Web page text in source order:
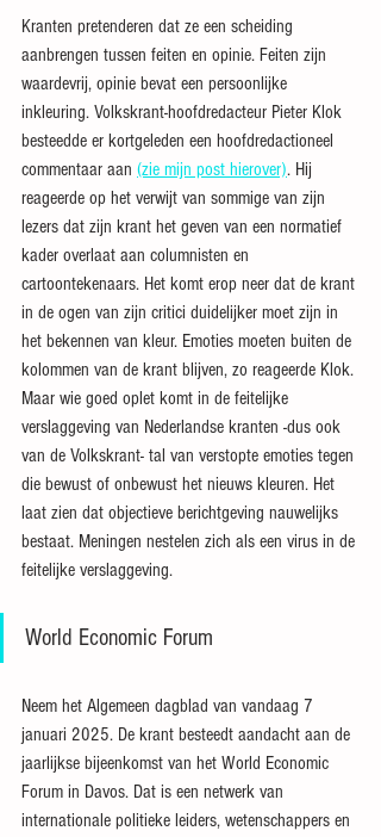
Kranten pretenderen dat ze een scheiding
aanbrengen tussen feiten en opinie. Feiten zijn
waardevrij, opinie bevat een persoonlijke
inkleuring. Volkskrant-hoofdredacteur Pieter Klok
besteedde er kortgeleden een hoofdredactioneel
commentaar aan (zie mijn post hierover). Hij
reageerde op het verwijt van sommige van zijn
lezers dat zijn krant het geven van een normatief
kader overlaat aan columnisten en
cartoontekenaars. Het komt erop neer dat de krant
in de ogen van zijn critici duidelijker moet zijn in
het bekennen van kleur. Emoties moeten buiten de
kolommen van de krant blijven, zo reageerde Klok.
Maar wie goed oplet komt in de feitelijke
verslaggeving van Nederlandse kranten -dus ook
van de Volkskrant- tal van verstopte emoties tegen
die bewust of onbewust het nieuws kleuren. Het
laat zien dat objectieve berichtgeving nauwelijks
bestaat. Meningen nestelen zich als een virus in de
feitelijke verslaggeving.
World Economic Forum
Neem het Algemeen dagblad van vandaag 7
januari 2025. De krant besteedt aandacht aan de
jaarlijkse bijeenkomst van het World Economic
Forum in Davos. Dat is een netwerk van
internationale politieke leiders, wetenschappers en